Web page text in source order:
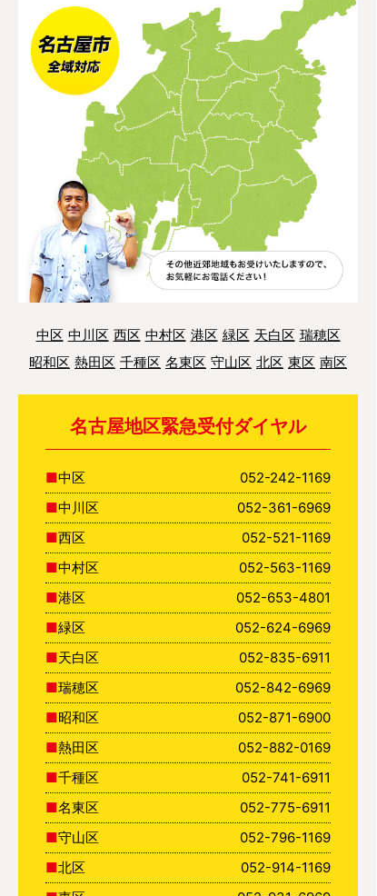
中区 中川区 西区 中村区 港区 緑区 天白区 瑞穂区
昭和区 熱田区 千種区 名東区 守山区 北区 東区 南区
名古屋地区緊急受付ダイヤル
中区
052-242-1169
中川区
052-361-6969
西区
052-521-1169
中村区
052-563-1169
港区
052-653-4801
緑区
052-624-6969
天白区
052-835-6911
瑞穂区
052-842-6969
昭和区
052-871-6900
熱田区
052-882-0169
千種区
052-741-6911
名東区
052-775-6911
守山区
052-796-1169
北区
052-914-1169